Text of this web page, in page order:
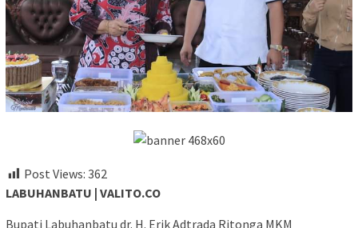
Post Views: 362
LABUHANBATU | VALITO.CO
Bupati Labuhanbatu dr. H. Erik Adtrada Ritonga MKM